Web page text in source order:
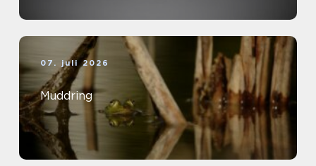
07. juli 2026
Muddring